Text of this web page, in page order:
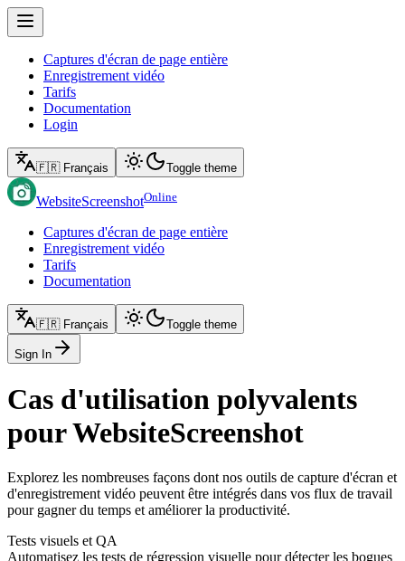
Captures d'écran de page entière
Enregistrement vidéo
Tarifs
Documentation
Login
🇫🇷 Français Toggle theme
WebsiteScreenshotOnline
Captures d'écran de page entière
Enregistrement vidéo
Tarifs
Documentation
🇫🇷 Français Toggle theme
Sign In
Cas d'utilisation polyvalents
pour WebsiteScreenshot
Explorez les nombreuses façons dont nos outils de capture d'écran et
d'enregistrement vidéo peuvent être intégrés dans vos flux de travail
pour gagner du temps et améliorer la productivité.
Tests visuels et QA
Automatisez les tests de régression visuelle pour détecter les bogues